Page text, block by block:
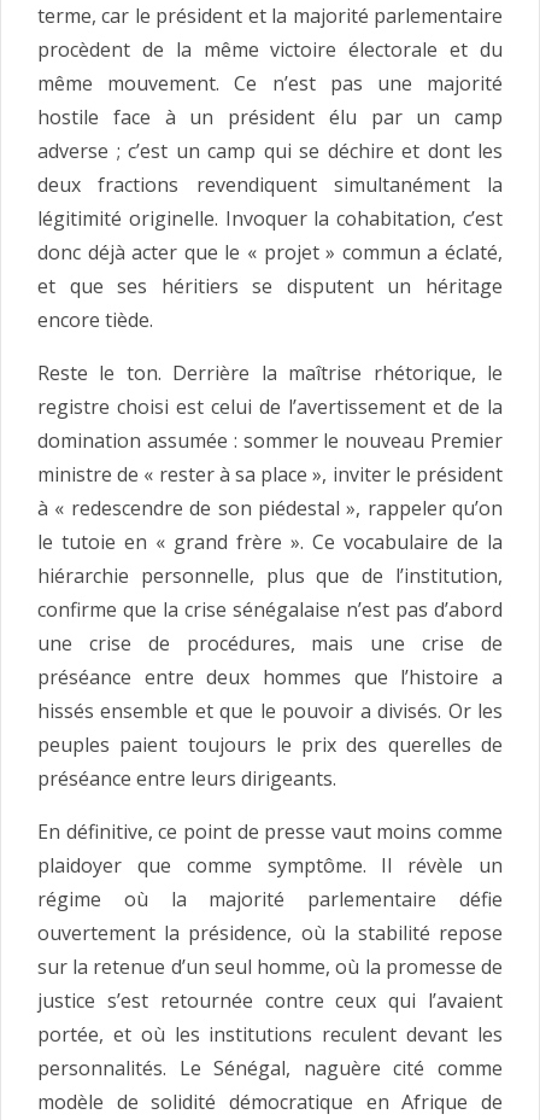
terme, car le président et la majorité parlementaire
procèdent de la même victoire électorale et du
même mouvement. Ce n’est pas une majorité
hostile face à un président élu par un camp
adverse ; c’est un camp qui se déchire et dont les
deux fractions revendiquent simultanément la
légitimité originelle. Invoquer la cohabitation, c’est
donc déjà acter que le « projet » commun a éclaté,
et que ses héritiers se disputent un héritage
encore tiède.
Reste le ton. Derrière la maîtrise rhétorique, le
registre choisi est celui de l’avertissement et de la
domination assumée : sommer le nouveau Premier
ministre de « rester à sa place », inviter le président
à « redescendre de son piédestal », rappeler qu’on
le tutoie en « grand frère ». Ce vocabulaire de la
hiérarchie personnelle, plus que de l’institution,
confirme que la crise sénégalaise n’est pas d’abord
une crise de procédures, mais une crise de
préséance entre deux hommes que l’histoire a
hissés ensemble et que le pouvoir a divisés. Or les
peuples paient toujours le prix des querelles de
préséance entre leurs dirigeants.
En définitive, ce point de presse vaut moins comme
plaidoyer que comme symptôme. Il révèle un
régime où la majorité parlementaire défie
ouvertement la présidence, où la stabilité repose
sur la retenue d’un seul homme, où la promesse de
justice s’est retournée contre ceux qui l’avaient
portée, et où les institutions reculent devant les
personnalités. Le Sénégal, naguère cité comme
modèle de solidité démocratique en Afrique de